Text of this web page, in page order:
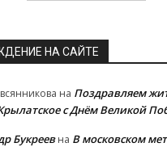
НА САЙТЕ
на Поздравляем
с Днём Великой
Букреевна В московском